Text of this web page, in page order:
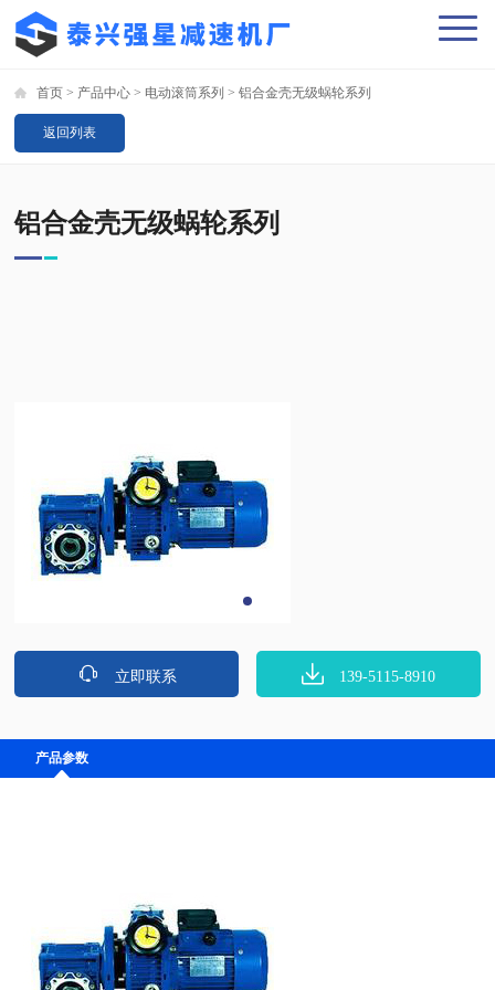
首页 > 产品中心 > 电动滚筒系列 >铝合金壳无级蜗轮系列
返回列表
铝合金壳无级蜗轮系列
立即联系 139-5115-8910
产品参数